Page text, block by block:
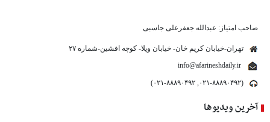
صاحب امتیاز: عبدالله جعفرعلی جاسبی
تهران-خیابان کریم خان- خیابان ویلا- کوچه افشین-شماره ۲۷
info@afarineshdaily.ir
(۰۲۱-۸۸۸۹۰۴۹۲, ۰۲۱-۸۸۸۹۰۴۹۲)
آخرین ویدیوها